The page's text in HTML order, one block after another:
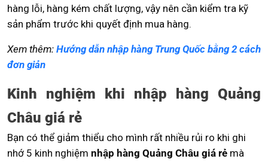
hàng lỗi, hàng kém chất lượng, vậy nên cần kiểm tra kỹ
sản phẩm trước khi quyết định mua hàng.
Xem thêm: Hướng dẫn nhập hàng Trung Quốc bằng 2 cách
đơn giản
Kinh nghiệm khi nhập hàng Quảng
Châu giá rẻ
Bạn có thể giảm thiểu cho mình rất nhiều rủi ro khi ghi
nhớ 5 kinh nghiệm nhập hàng Quảng Châu giá rẻ mà